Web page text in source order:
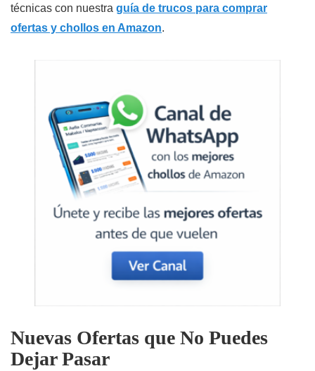
técnicas con nuestra guía de trucos para comprar
ofertas y chollos en Amazon.
Nuevas Ofertas que No Puedes
Dejar Pasar